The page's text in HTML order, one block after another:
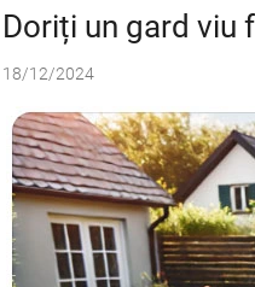
Doriți un gard viu
18/12/2024